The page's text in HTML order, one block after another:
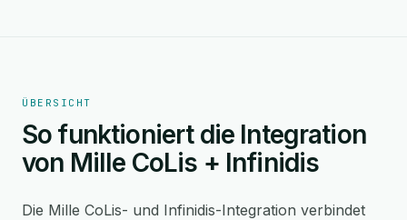
ÜBERSICHT
So funktioniert die Integration
von Mille CoLis + Infinidis
Die Mille CoLis- und Infinidis-Integration verbindet